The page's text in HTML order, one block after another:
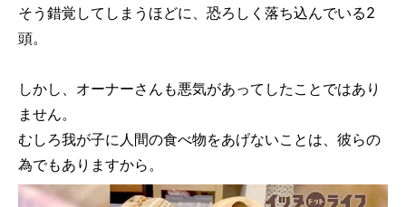
そう錯覚してしまうほどに、恐ろしく落ち込んでいる2
頭。
しかし、オーナーさんも悪気があってしたことではあり
ません。
むしろ我が子に人間の食べ物をあげないことは、彼らの
為でもありますから。